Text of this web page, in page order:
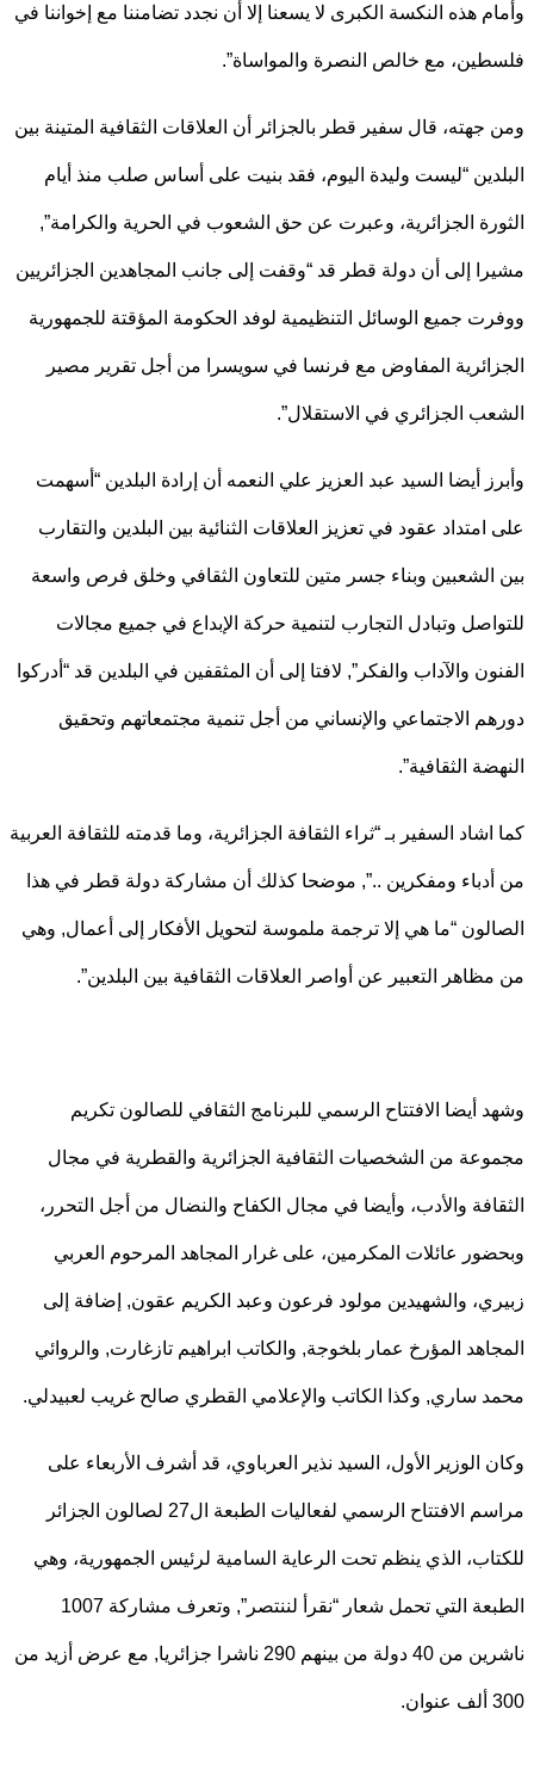
هذه النكسة الكبرى لا يسعنا إلا أن نجدد تضامننا مع إخواننا في
مع خالص النصرة والمواساة”.
قال سفير قطر بالجزائر أن العلاقات الثقافية المتينة بين
“ليست وليدة اليوم، فقد بنيت على أساس صلب منذ أيام
الجزائرية، وعبرت عن حق الشعوب في الحرية والكرامة”,
إلى أن دولة قطر قد “وقفت إلى جانب المجاهدين الجزائريين
جميع الوسائل التنظيمية لوفد الحكومة المؤقتة للجمهورية
المفاوض مع فرنسا في سويسرا من أجل تقرير مصير
الجزائري في الاستقلال”.
أيضا السيد عبد العزيز علي النعمه أن إرادة البلدين “أسهمت
عقود في تعزيز العلاقات الثنائية بين البلدين والتقارب
الشعبين وبناء جسر متين للتعاون الثقافي وخلق فرص واسعة
وتبادل التجارب لتنمية حركة الإبداع في جميع مجالات
والآداب والفكر”, لافتا إلى أن المثقفين في البلدين قد “أدركوا
الاجتماعي والإنساني من أجل تنمية مجتمعاتهم وتحقيق
الثقافية”.
السفير بـ “ثراء الثقافة الجزائرية، وما قدمته للثقافة العربية
ومفكرين ..”, موضحا كذلك أن مشاركة دولة قطر في هذا
“ما هي إلا ترجمة ملموسة لتحويل الأفكار إلى أعمال, وهي
التعبير عن أواصر العلاقات الثقافية بين البلدين”.
أيضا الافتتاح الرسمي للبرنامج الثقافي للصالون تكريم
من الشخصيات الثقافية الجزائرية والقطرية في مجال
والأدب، وأيضا في مجال الكفاح والنضال من أجل التحرر،
عائلات المكرمين، على غرار المجاهد المرحوم العربي
والشهيدين مولود فرعون وعبد الكريم عقون, إضافة إلى
المؤرخ عمار بلخوجة, والكاتب ابراهيم تازغارت, والروائي
ساري, وكذا الكاتب والإعلامي القطري صالح غريب لعبيدلي.
الوزير الأول، السيد نذير العرباوي، قد أشرف الأربعاء على
مراسم الافتتاح الرسمي لفعاليات الطبعة ال27 لصالون الجزائر
الذي ينظم تحت الرعاية السامية لرئيس الجمهورية، وهي
الطبعة التي تحمل شعار “نقرأ لننتصر”, وتعرف مشاركة 1007
ناشرين من 40 دولة من بينهم 290 ناشرا جزائريا, مع عرض أزيد من